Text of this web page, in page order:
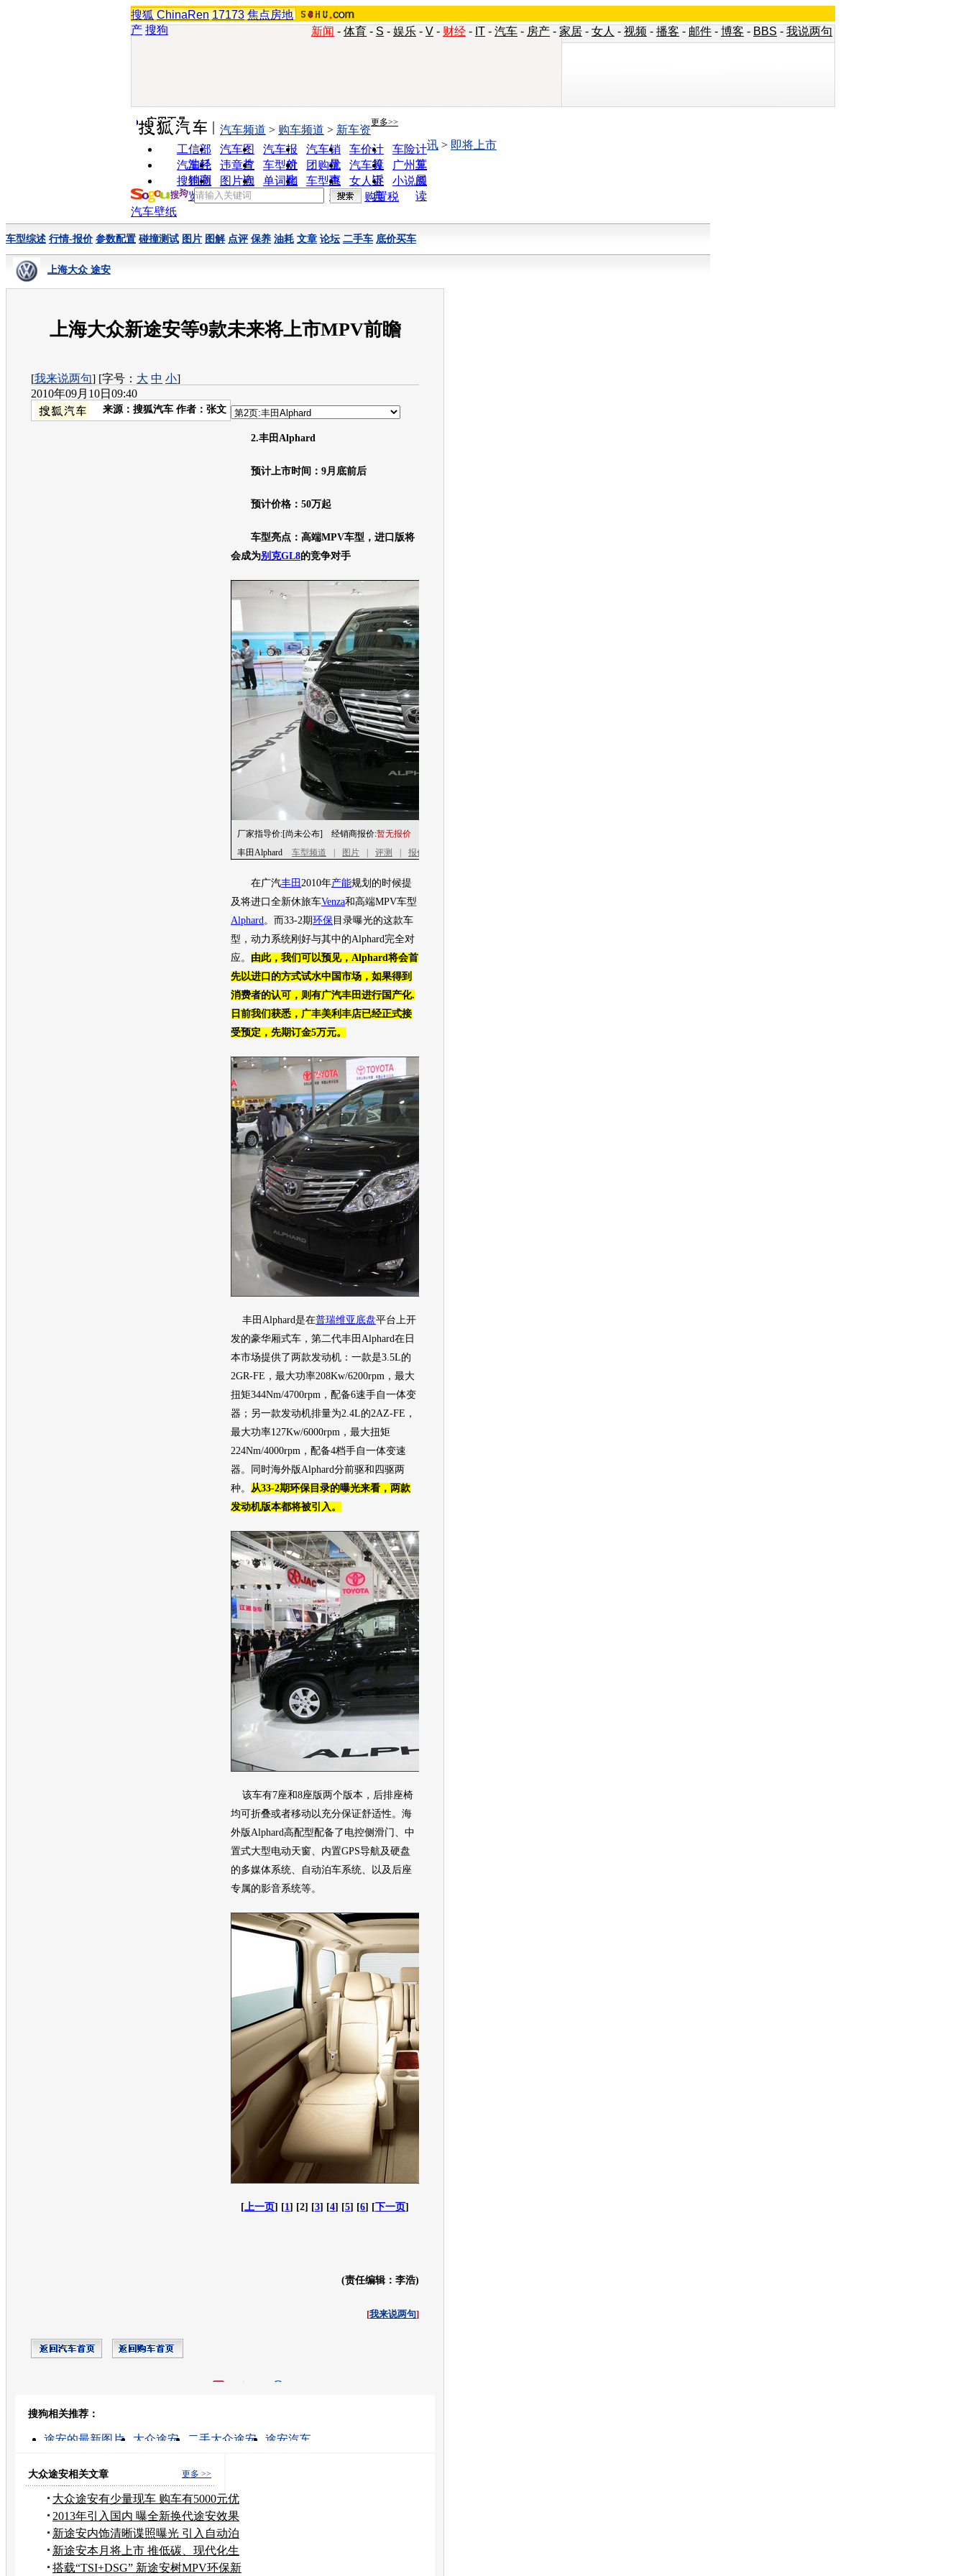
搜狐 ChinaRen 17173 焦点房地
产 搜狗 新闻 - 体育 - S - 娱乐 - V - 财经 - IT - 汽车 - 房产 - 家居 - 女人 - 视频 - 播客 - 邮件 - 博客 - BBS - 我说两句
实用工具 更多>>
工信部
油耗
汽车图
片
汽车报
价
汽车销
量
车价计
算
车险计
算
汽车经
销商
违章查
询
车型对
比
团购优
惠
汽车投
诉
广州车
展
搜狗浏
览器
图片欣
赏
单词翻
车型查
询
女人宝
典
小说阅
读
汽车频道 > 购车频道 > 新车资
讯 > 即将上市
购置税
汽车壁纸
车型综述 行情-报价 参数配置 碰撞测试 图片 图解 点评 保养 油耗 文章 论坛 二手车 底价买车
上海大众 途安
上海大众新途安等9款未来将上市MPV前瞻
[我来说两句] [字号： 大 中 小]
2010年09月10日09:40
来源： 搜狐汽车 作者：张文
2.丰田Alphard
预计上市时间：9月底前后
预计价格：50万起
车型亮点：高端MPV车型，进口版将
会成为别克GL8的竞争对手
厂家指导价:[尚未公布] 经销商报价:暂无报价
丰田Alphard
车型频道 | 图片 | 评测 | 报价
在广汽丰田 2010年产能规划的时候提
及将进口全新休旅车Venza和高端MPV车型
Alphard 。而33-2期环保 目录曝光的这款车
型，动力系统刚好与其中的Alphard 完全对
应。 由此，我们可以预见， Alphard将会首
先以进口的方式试水中国市场，如果得到
消费者的认可，则有广汽丰田 进行国产化.
日前我们获悉，广丰美利丰店已经正式接
受预定，先期订金5万元。
丰田Alphard是在普瑞维亚 底盘平台上开
发的豪华厢式车，第二代丰田Alphard在日
本市场提供了两款发动机 ：一款是3.5L的
2GR-FE，最大功率208Kw/6200rpm，最大
扭矩344Nm/4700rpm，配备6速手自一体变
器；另一款发动机排量为2.4L的2AZ-FE，
最大功率127Kw/6000rpm，最大扭矩
224Nm/4000rpm，配备4档手自一体变速
器。同时海外版 Alphard分前驱和四驱两
种。 从33-2期环保 目录的曝光来看，两款
发动机版本都将被引入。
该车有7座和8座版两个版本，后排座椅
均可折叠或者移动以充分保证舒适性。海
外版 Alphard高配型配备了电控侧滑门、中
置式大型电动天窗 、内置GPS导航及硬盘
的多媒体系统、自动泊车系统、以及后座
专属的影音系统等。
[ 上一页] [1 ] [2] [3] [4] [5] [6] [下一页]
(责任编辑：李浩)
[我来说两句]
转发至：
搜狗相关推荐：
途安的最新图片 大众途安 二手大众途安
途安汽车
途安价格
二手大众新途安 更多 >>
大众途安相关文章
大众途安有少量现车 购车有5000元优
惠
2013年引入国内 曝全新换代途安效果
图
新途安内饰清晰谍照曝光 引入自动泊
车
新途安本月将上市 推低碳、现代化生
活
搭载“TSI+DSG” 新途安树MPV环保新